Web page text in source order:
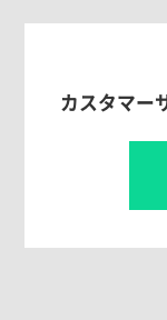
カスタマー